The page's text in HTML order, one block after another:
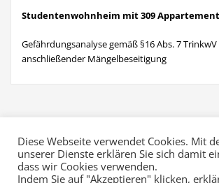
Studentenwohnheim mit 309
Gefährdungsanalyse gemäß §16 Abs. 7
anschließender Mängelbeseitigung
Diese Webseite verwendet Cookies. Mit
unserer Dienste erklären Sie sich damit
dass wir Cookies verwenden.
Indem Sie auf "Akzeptieren" klicken,